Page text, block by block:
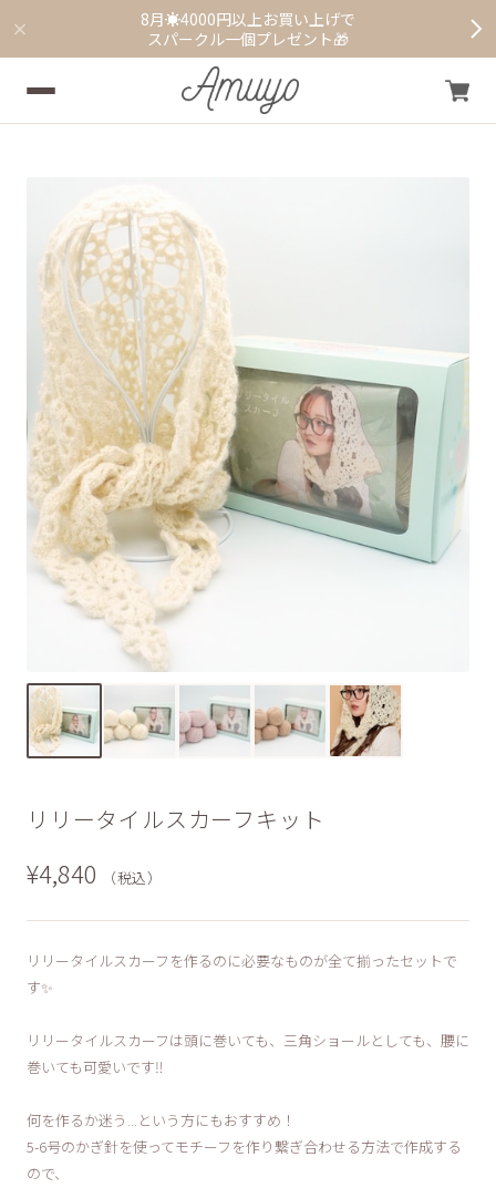
8月☀️4000円以上お買い上げで
スパークル一個プレゼント🎁
リリータイルスカーフキット
¥4,840 （税込）
リリータイルスカーフを作るのに必要なものが全て揃ったセットで
す✨
リリータイルスカーフは頭に巻いても、三角ショールとしても、腰に
巻いても可愛いです‼︎
何を作るか迷う...という方にもおすすめ！
5-6号のかぎ針を使ってモチーフを作り繋ぎ合わせる方法で作成する
ので、